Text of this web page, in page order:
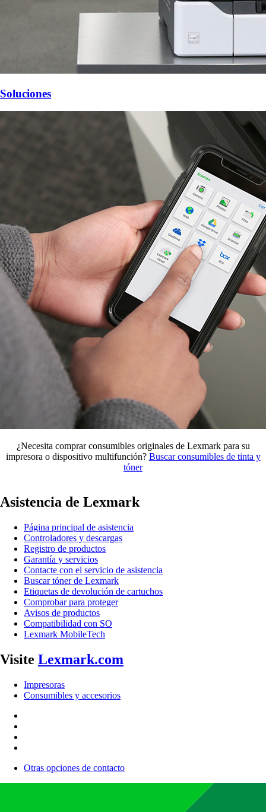
Soluciones
¿Necesita comprar consumibles originales de Lexmark para su
impresora o dispositivo multifunción? Buscar consumibles de tinta y
tóner
Asistencia de Lexmark
Página principal de asistencia
Controladores y descargas
Registro de productos
Garantía y servicios
Contacte con el servicio de asistencia
Buscar tóner de Lexmark
Etiquetas de devolución de cartuchos
Comprobar para proteger
Avisos de productos
Compatibilidad con SO
Lexmark MobileTech
Visite Lexmark.com
Impresoras
Consumibles y accesorios
Otras opciones de contacto